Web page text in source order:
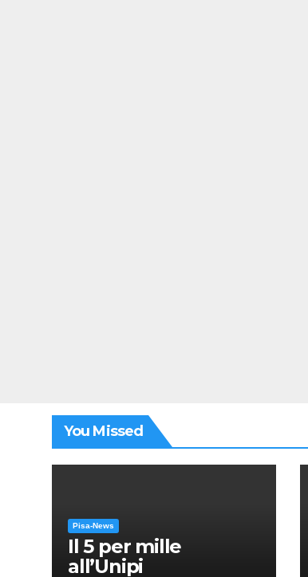
You Missed
Pisa-News
Il 5 per mille
all’Unipi